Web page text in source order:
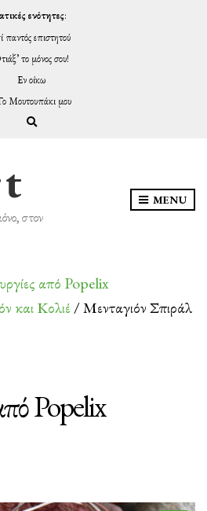
ενότητες:
παντός επιστητού
το μόνος σου!
Εν οίκω
Μουτουπάκι μου
Expand search form
στον
MENU
από Popelix
και Κολιέ/ Μενταγιόν Σπιράλ
Popelix